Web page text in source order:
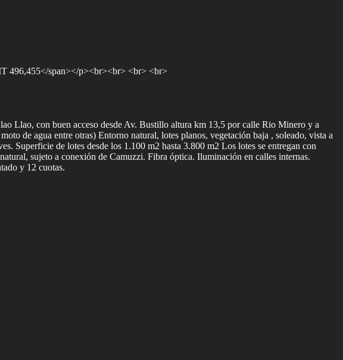
496,455</span></p><br><br> <br> <br>
Llao, con buen acceso desde Av. Bustillo altura km 13,5 por calle Rio Minero y a
de agua entre otras) Entorno natural, lotes planos, vegetación baja , soleado, vista a
Superficie de lotes desde los 1.100 m2 hasta 3.800 m2 Los lotes se entregan con
sujeto a conexión de Camuzzi. Fibra óptica. Iluminación en calles internas.
y 12 cuotas.